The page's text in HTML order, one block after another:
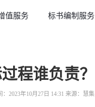
值服务 标书编制服务
程谁负责？
：2023年10月27日 14:31 来源：慧